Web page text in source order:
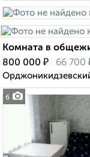
6
Комната в
800 000 ₽ 66 700